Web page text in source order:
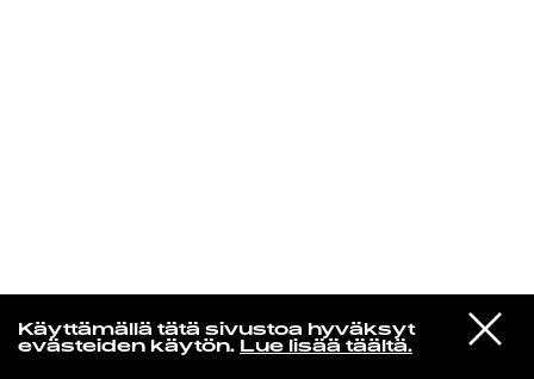
Käyttämällä tätä sivustoa hyväksyt
evästeiden käytön. Lue lisää täältä.
VIESTI
STUDIOON
Mariya Takeuchi
シェットランドに頬をうずめて